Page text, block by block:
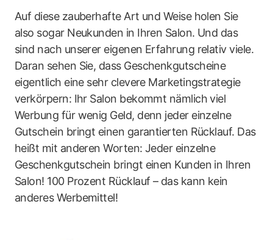
Auf diese zauberhafte Art und Weise holen Sie
also sogar Neukunden in Ihren Salon. Und das
sind nach unserer eigenen Erfahrung relativ viele.
Daran sehen Sie, dass Geschenkgutscheine
eigentlich eine sehr clevere Marketingstrategie
verkörpern: Ihr Salon bekommt nämlich viel
Werbung für wenig Geld, denn jeder einzelne
Gutschein bringt einen garantierten Rücklauf. Das
heißt mit anderen Worten: Jeder einzelne
Geschenkgutschein bringt einen Kunden in Ihren
Salon! 100 Prozent Rücklauf – das kann kein
anderes Werbemittel!